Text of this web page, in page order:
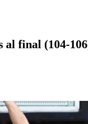
al final (104-